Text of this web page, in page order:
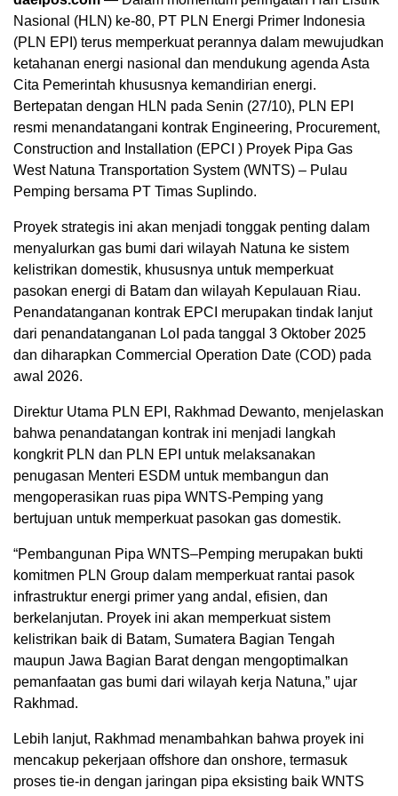
Nasional (HLN) ke-80, PT PLN Energi Primer Indonesia
(PLN EPI) terus memperkuat perannya dalam mewujudkan
ketahanan energi nasional dan mendukung agenda Asta
Cita Pemerintah khususnya kemandirian energi.
Bertepatan dengan HLN pada Senin (27/10), PLN EPI
resmi menandatangani kontrak Engineering, Procurement,
Construction and Installation (EPCI ) Proyek Pipa Gas
West Natuna Transportation System (WNTS) – Pulau
Pemping bersama PT Timas Suplindo.
Proyek strategis ini akan menjadi tonggak penting dalam
menyalurkan gas bumi dari wilayah Natuna ke sistem
kelistrikan domestik, khususnya untuk memperkuat
pasokan energi di Batam dan wilayah Kepulauan Riau.
Penandatanganan kontrak EPCI merupakan tindak lanjut
dari penandatanganan LoI pada tanggal 3 Oktober 2025
dan diharapkan Commercial Operation Date (COD) pada
awal 2026.
Direktur Utama PLN EPI, Rakhmad Dewanto, menjelaskan
bahwa penandatangan kontrak ini menjadi langkah
kongkrit PLN dan PLN EPI untuk melaksanakan
penugasan Menteri ESDM untuk membangun dan
mengoperasikan ruas pipa WNTS-Pemping yang
bertujuan untuk memperkuat pasokan gas domestik.
“Pembangunan Pipa WNTS–Pemping merupakan bukti
komitmen PLN Group dalam memperkuat rantai pasok
infrastruktur energi primer yang andal, efisien, dan
berkelanjutan. Proyek ini akan memperkuat sistem
kelistrikan baik di Batam, Sumatera Bagian Tengah
maupun Jawa Bagian Barat dengan mengoptimalkan
pemanfaatan gas bumi dari wilayah kerja Natuna,” ujar
Rakhmad.
Lebih lanjut, Rakhmad menambahkan bahwa proyek ini
mencakup pekerjaan offshore dan onshore, termasuk
proses tie-in dengan jaringan pipa eksisting baik WNTS